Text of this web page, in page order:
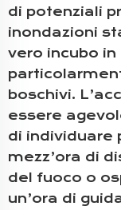
di potenziali
inondazioni
vero incubo
boschivi.
essere
di individuare
mezz’ora di
del fuoco o
un’ora di